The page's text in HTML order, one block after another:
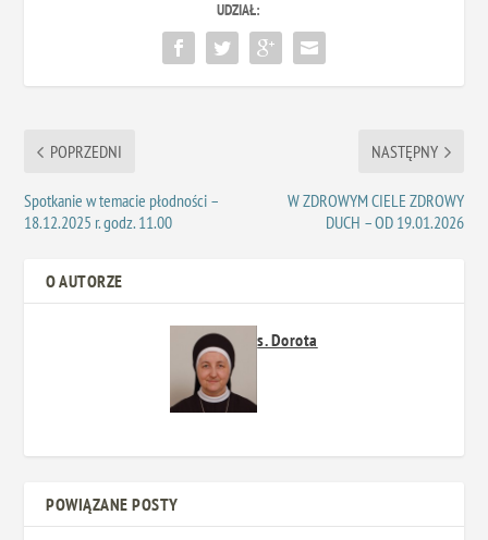
UDZIAŁ:
POPRZEDNI
Spotkanie w temacie płodności –
18.12.2025 r. godz. 11.00
NASTĘPNY
W ZDROWYM CIELE ZDROWY
DUCH – OD 19.01.2026
O AUTORZE
s. Dorota
POWIĄZANE POSTY